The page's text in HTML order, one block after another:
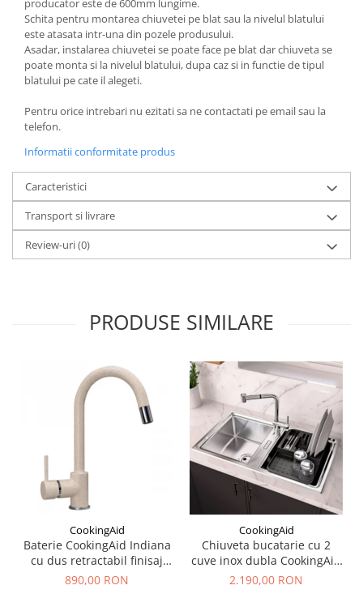
producator este de 600mm lungime.
Schita pentru montarea chiuvetei pe blat sau la nivelul blatului
este atasata intr-una din pozele produsului.
Asadar, instalarea chiuvetei se poate face pe blat dar chiuveta se
poate monta si la nivelul blatului, dupa caz si in functie de tipul
blatului pe cate il alegeti.
Pentru orice intrebari nu ezitati sa ne contactati pe email sau la
telefon.
Informatii conformitate produs
Caracteristici
Transport si livrare
Review-uri(0)
PRODUSE SIMILARE
CookingAid
Baterie CookingAid Indiana
cu dus retractabil finisaj
granit Bej Pigmentat /
890,00 RON
CookingAid
Chiuveta bucatarie cu 2
cuve inox dubla CookingAid
FUSION 86BB
2.190,00 RON